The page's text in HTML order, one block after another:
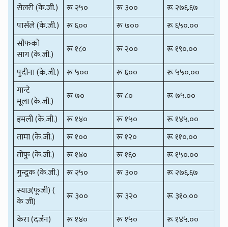
सेलरी (के.जी.)
रू २५० रू ३००
रू २७६.६७
पार्सले (के.जी.) रू ६०० रू ७००
रू ६५०.००
सौफको
साग (के.जी.)
रू १८० रू २००
रू १९०.००
पुदीना (के.जी.) रू ५०० रू ६००
रू ५५०.००
गान्टे
मूला (के.जी.)
रू ७० रू ८०
रू ७५.००
इमली (के.जी.)
रू १४० रू १५०
रू १४५.००
तामा (के.जी.)
रू १०० रू १२०
रू ११०.००
तोफु (के.जी.)
रू १४० रू १६०
रू १५०.००
गुन्दुक (के.जी.) रू २५० रू ३००
रू २७६.६७
स्याउ(फूजी) (
के जी)
रू ३०० रू ३२०
रू ३१०.००
केरा (दर्जन)
रू १४० रू १५०
रू १४५.००